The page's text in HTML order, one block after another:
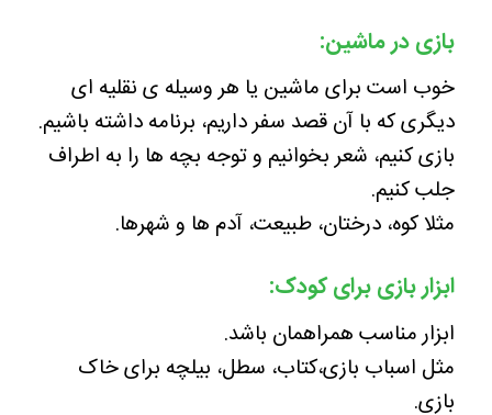
بازی در ماشین:
خوب است برای ماشین یا هر وسیله ی نقلیه ای
دیگری که با آن قصد سفر داریم، برنامه داشته باشیم.
بازی کنیم، شعر بخوانیم و توجه بچه ها را به اطراف
جلب کنیم.
مثلا کوه، درختان، طبیعت، آدم ها و شهرها.
ابزار بازی برای کودک:
ابزار مناسب همراهمان باشد.
مثل اسباب بازی،کتاب، سطل، بیلچه برای خاک
بازی.